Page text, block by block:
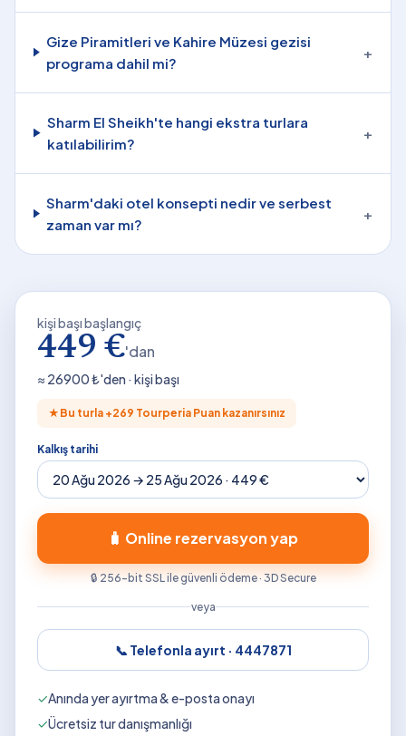
Gize Piramitleri ve Kahire Müzesi gezisi
programa dahil mi?
+
Sharm El Sheikh'te hangi ekstra turlara
katılabilirim?
+
Sharm'daki otel konsepti nedir ve serbest
zaman var mı?
+
kişi başı başlangıç
449 €'dan
≈ 26900₺'den · kişi başı
★ Bu turla +269 Tourperia Puan kazanırsınız
Kalkış tarihi
🧳 Online rezervasyon yap
🔒 256-bit SSL ile güvenli ödeme · 3D Secure
veya
📞 Telefonla ayırt · 4447871
✓Anında yer ayırtma & e-posta onayı
✓Ücretsiz tur danışmanlığı